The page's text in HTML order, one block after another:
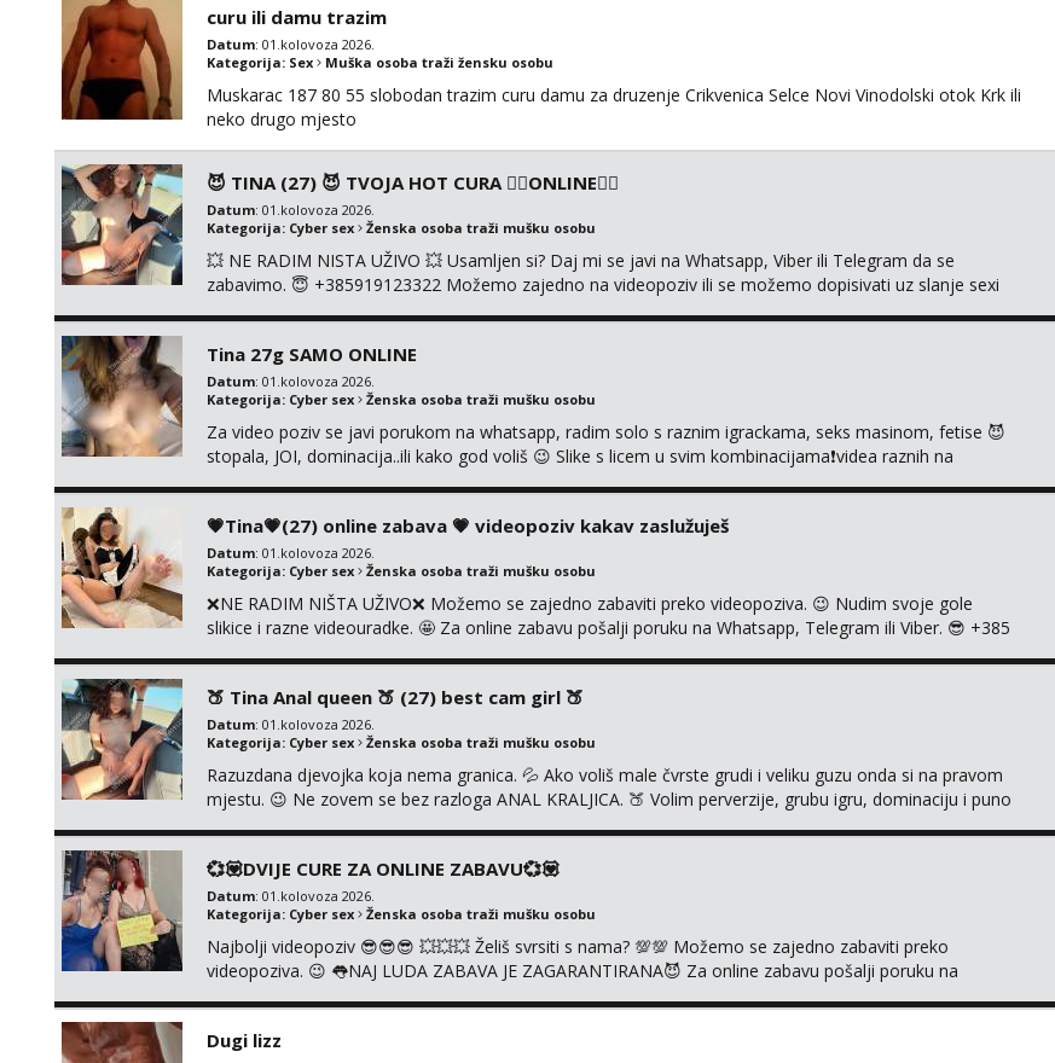
curu ili damu trazim
Datum: 01.kolovoza 2026.
Kategorija: Sex Muška osoba traži žensku osobu
Muskarac 187 80 55 slobodan trazim curu damu za druzenje Crikvenica Selce Novi Vinodolski otok Krk ili
neko drugo mjesto
😈 TINA (27) 😈 TVOJA HOT CURA ❤️‍🔥ONLINE❤️‍🔥
Datum: 01.kolovoza 2026.
Kategorija: Cyber sex Ženska osoba traži mušku osobu
💥 NE RADIM NISTA UŽIVO 💥 Usamljen si? Daj mi se javi na Whatsapp, Viber ili Telegram da se
zabavimo. 😇 +385919123322 Možemo zajedno na videopoziv ili se možemo dopisivati uz slanje sexi
Tina 27g SAMO ONLINE
Datum: 01.kolovoza 2026.
Kategorija: Cyber sex Ženska osoba traži mušku osobu
Za video poziv se javi porukom na whatsapp, radim solo s raznim igrackama, seks masinom, fetise 😈
stopala, JOI, dominacija..ili kako god voliš 😉 Slike s licem u svim kombinacijama❗videa raznih na
💗Tina💗(27) online zabava 💗 videopoziv kakav zaslužuješ
Datum: 01.kolovoza 2026.
Kategorija: Cyber sex Ženska osoba traži mušku osobu
❌NE RADIM NIŠTA UŽIVO❌ Možemo se zajedno zabaviti preko videopoziva. 😉 Nudim svoje gole
slikice i razne videouradke. 🤩 Za online zabavu pošalji poruku na Whatsapp, Telegram ili Viber. 😎 +385
UŽIVO❌ ❌NE ...
🍑 Tina Anal queen 🍑 (27) best cam girl 🍑
Datum: 01.kolovoza 2026.
Kategorija: Cyber sex Ženska osoba traži mušku osobu
Razuzdana djevojka koja nema granica. 💦 Ako voliš male čvrste grudi i veliku guzu onda si na pravom
mjestu. 😉 Ne zovem se bez razloga ANAL KRALJICA. 🍑 Volim perverzije, grubu igru, dominaciju i puno
💞💟DVIJE CURE ZA ONLINE ZABAVU💞💟
Datum: 01.kolovoza 2026.
Kategorija: Cyber sex Ženska osoba traži mušku osobu
Najbolji videopoziv 😎😎😎 💥💥💥 Želiš svrsiti s nama? 💯💯 Možemo se zajedno zabaviti preko
videopoziva. 😉 👅NAJ LUDA ZABAVA JE ZAGARANTIRANA😈 Za online zabavu pošalji poruku na
Dugi lizz